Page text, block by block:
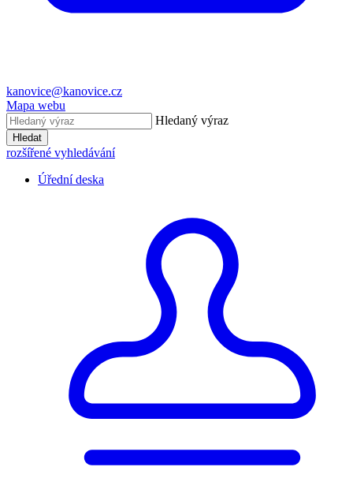
kanovice@kanovice.cz
Mapa webu
Hledaný výraz
Hledat
rozšířené vyhledávání
Úřední deska